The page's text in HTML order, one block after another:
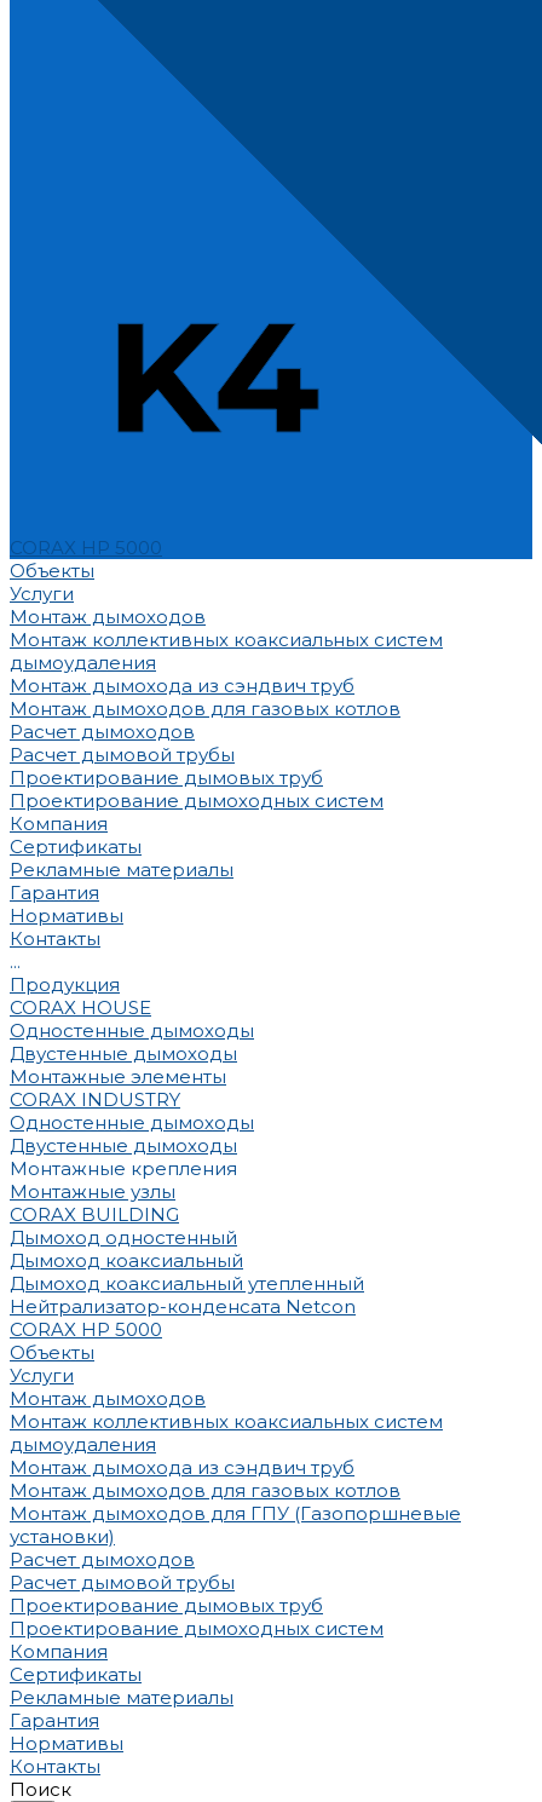
CORAX HP 5000
Объекты
Услуги
Монтаж дымоходов
Монтаж коллективных коаксиальных систем
дымоудаления
Монтаж дымохода из сэндвич труб
Монтаж дымоходов для газовых котлов
Расчет дымоходов
Расчет дымовой трубы
Проектирование дымовых труб
Проектирование дымоходных систем
Компания
Сертификаты
Рекламные материалы
Гарантия
Нормативы
Контакты
...
Продукция
CORAX HOUSE
Одностенные дымоходы
Двустенные дымоходы
Монтажные элементы
CORAX INDUSTRY
Одностенные дымоходы
Двустенные дымоходы
Монтажные крепления
Монтажные узлы
CORAX BUILDING
Дымоход одностенный
Дымоход коаксиальный
Дымоход коаксиальный утепленный
Нейтрализатор-конденсата Netcon
CORAX HP 5000
Объекты
Услуги
Монтаж дымоходов
Монтаж коллективных коаксиальных систем
дымоудаления
Монтаж дымохода из сэндвич труб
Монтаж дымоходов для газовых котлов
Монтаж дымоходов для ГПУ (Газопоршневые
установки)
Расчет дымоходов
Расчет дымовой трубы
Проектирование дымовых труб
Проектирование дымоходных систем
Компания
Сертификаты
Рекламные материалы
Гарантия
Нормативы
Контакты
Поиск